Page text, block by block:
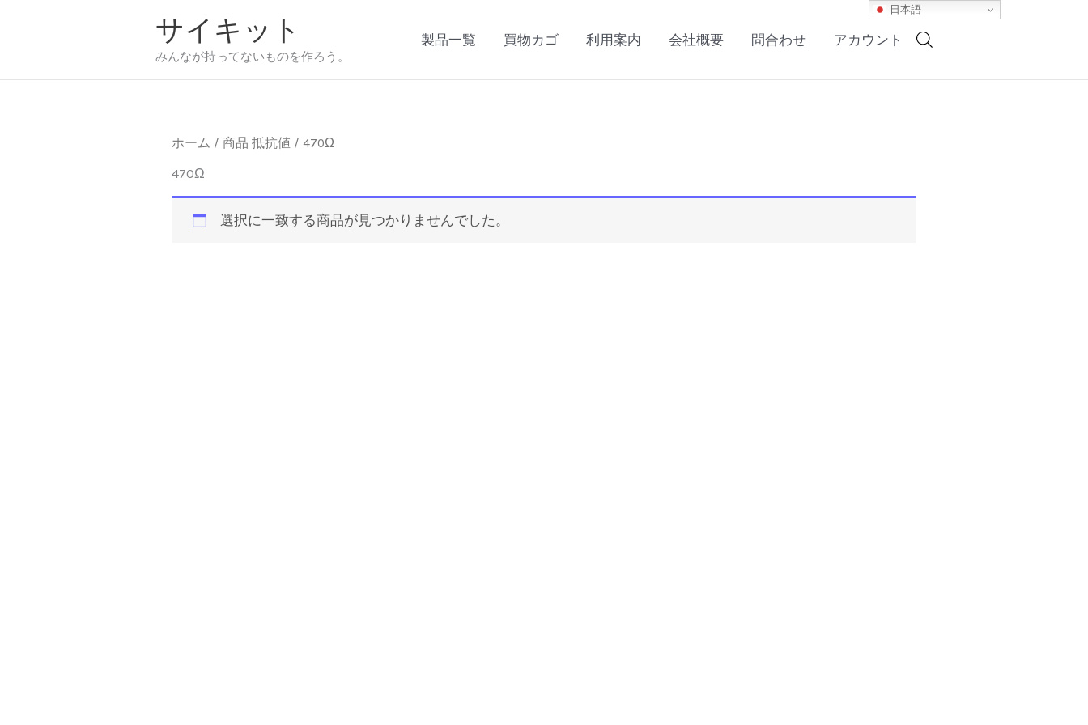
キ
サイキット
みんなが持ってないものを作ろう。
製品一覧 買物カゴ 利用案内 会社概要 問合わせ アカウント
ホーム / 商品 抵抗値 / 470Ω
470Ω
選択に一致する商品が見つかりませんでした。
日本語